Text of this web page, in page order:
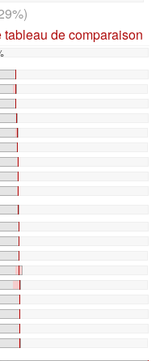
de comparaison